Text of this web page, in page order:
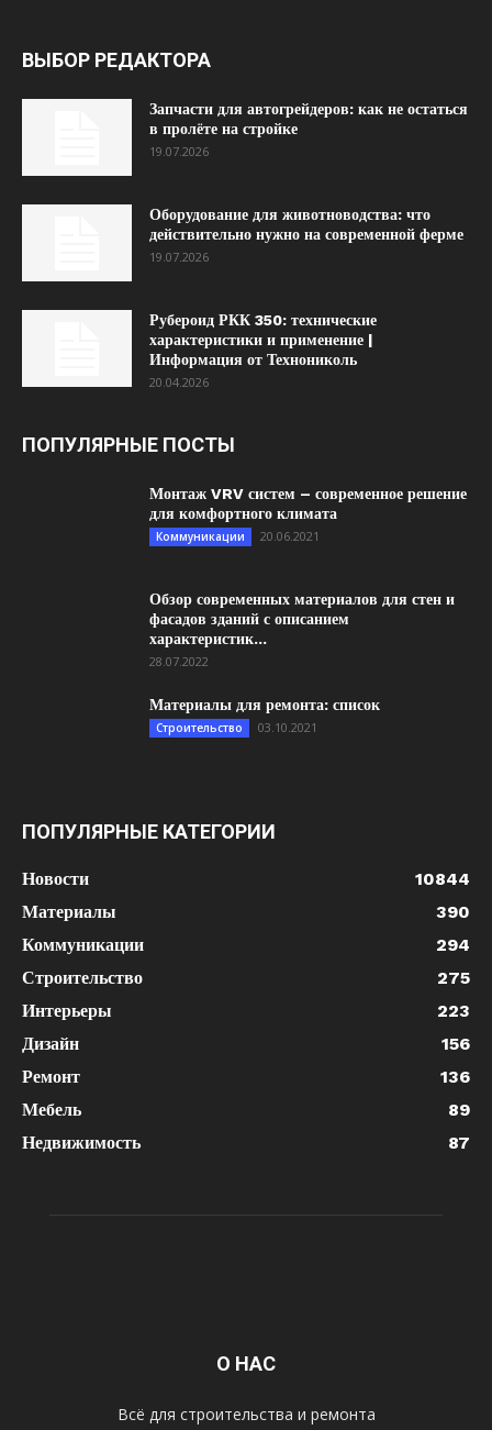
ВЫБОР РЕДАКТОРА
Запчасти для автогрейдеров: как не остаться
в пролёте на стройке
19.07.2026
Оборудование для животноводства: что
действительно нужно на современной ферме
19.07.2026
Рубероид РКК 350: технические
характеристики и применение |
Информация от Технониколь
20.04.2026
ПОПУЛЯРНЫЕ ПОСТЫ
Монтаж VRV систем – современное решение
для комфортного климата
Коммуникации 20.06.2021
Обзор современных материалов для стен и
фасадов зданий с описанием
характеристик...
28.07.2022
Материалы для ремонта: список
Строительство 03.10.2021
ПОПУЛЯРНЫЕ КАТЕГОРИИ
Новости
10844
Материалы
390
Коммуникации
294
Строительство
275
Интерьеры
223
Дизайн
156
Ремонт
136
Мебель
89
Недвижимость
87
О НАС
Всё для строительства и ремонта